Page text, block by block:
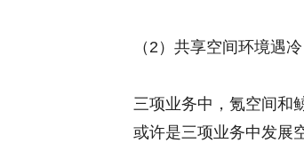
（2）共享空间环境遇
三项业务中，氪空间和
或许是三项业务中发展